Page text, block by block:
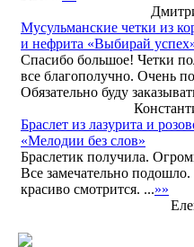
Мусульманские четки из
и нефрита «Выбирай
Спасибо большое! Четки
все благополучно. Очень
Обязательно буду
Браслет из лазурита и
«Мелодии без слов»
Браслетик получила.
Все замечательно
красиво смотрится. ...»»